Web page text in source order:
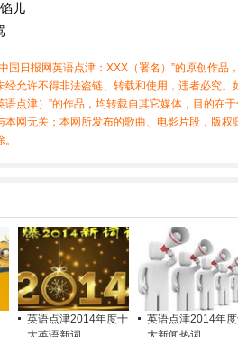
儿
国日报网英语点津：XXX（署名）”的原创作品
允许不得非法盗链、转载和使用，违者必究。
点津）”的作品，均转载自其它媒体，目的在
网无关；本网所发布的歌曲、电影片段，版权
英语点津2014年度十
英语点津2014年